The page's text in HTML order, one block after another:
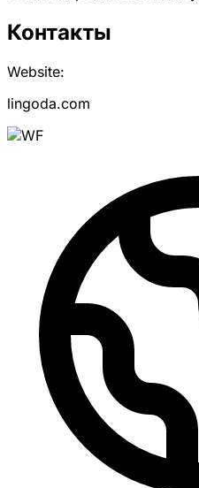
Контакты
Website:
lingoda.com